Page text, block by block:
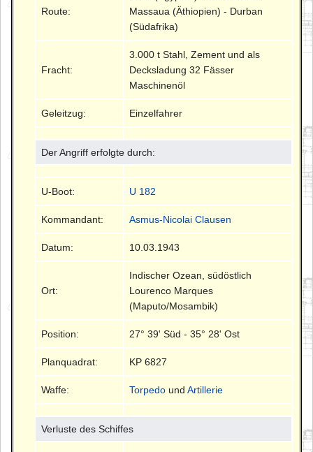
Route:
Massaua (Äthiopien) - Durban
(Südafrika)
Fracht:
3.000 t Stahl, Zement und als
Decksladung 32 Fässer
Maschinenöl
Geleitzug: Einzelfahrer
Der Angriff erfolgte durch:
U-Boot: U 182
Kommandant: Asmus-Nicolai Clausen
Datum: 10.03.1943
Ort:
Indischer Ozean, südöstlich
Lourenco Marques
(Maputo/Mosambik)
Position: 27° 39' Süd - 35° 28' Ost
Planquadrat: KP 6827
Waffe: Torpedo undArtillerie
Verluste des Schiffes